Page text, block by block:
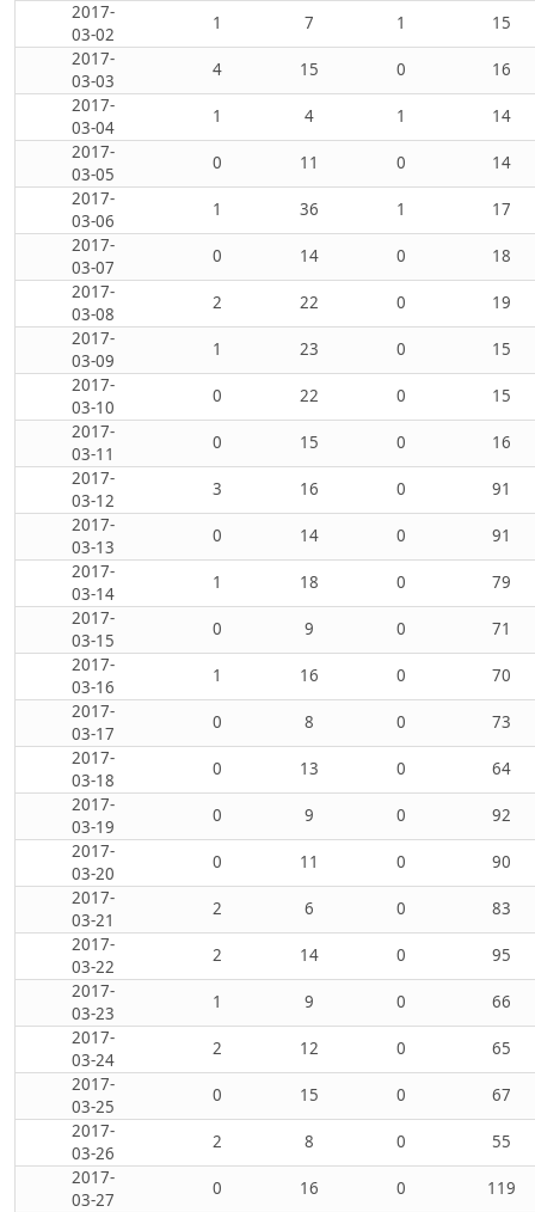
2017-
03-02
1 7 1
15
2017-
03-03
4 15 0
16
2017-
03-04
1 4 1
14
2017-
03-05
0 11 0
14
2017-
03-06
1 36 1
17
2017-
03-07
0 14 0
18
2017-
03-08
2 22 0
19
2017-
03-09
1 23 0
15
2017-
03-10
0 22 0
15
2017-
03-11
0 15 0
16
2017-
03-12
3 16 0
91
2017-
03-13
0 14 0
91
2017-
03-14
1 18 0
79
2017-
03-15
0 9 0
71
2017-
03-16
1 16 0
70
2017-
03-17
0 8 0
73
2017-
03-18
0 13 0
64
2017-
03-19
0 9 0
92
2017-
03-20
0 11 0
90
2017-
03-21
2 6 0
83
2017-
03-22
2 14 0
95
2017-
03-23
1 9 0
66
2017-
03-24
2 12 0
65
2017-
03-25
0 15 0
67
2017-
03-26
2 8 0
55
2017-
03-27
0 16 0
119